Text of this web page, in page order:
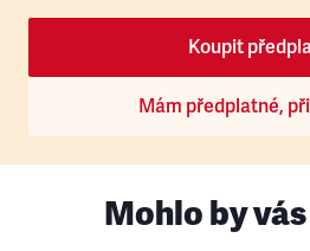
Koupit
Mám předplatné,
Mohlo by